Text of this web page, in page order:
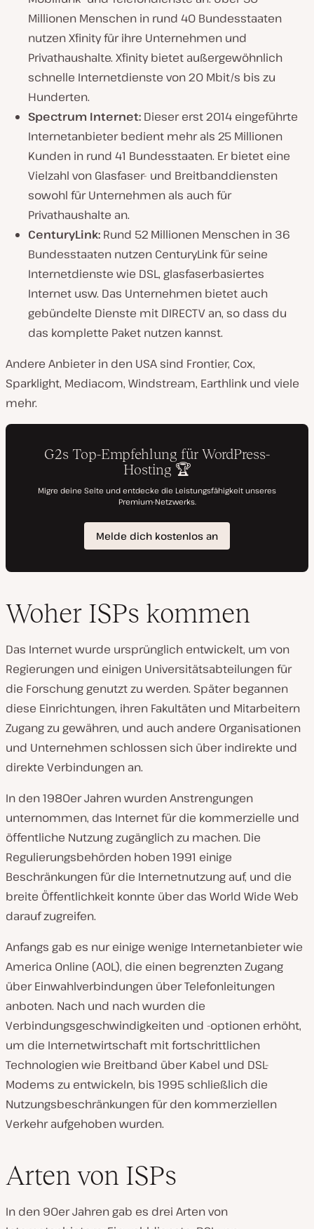
Millionen Menschen in rund 40 Bundesstaaten
nutzen Xfinity für ihre Unternehmen und
Privathaushalte. Xfinity bietet außergewöhnlich
schnelle Internetdienste von 20 Mbit/s bis zu
Hunderten.
Spectrum Internet: Dieser erst 2014 eingeführte
Internetanbieter bedient mehr als 25 Millionen
Kunden in rund 41 Bundesstaaten. Er bietet eine
Vielzahl von Glasfaser- und Breitbanddiensten
sowohl für Unternehmen als auch für
Privathaushalte an.
CenturyLink: Rund 52 Millionen Menschen in 36
Bundesstaaten nutzen CenturyLink für seine
Internetdienste wie DSL, glasfaserbasiertes
Internet usw. Das Unternehmen bietet auch
gebündelte Dienste mit DIRECTV an, so dass du
das komplette Paket nutzen kannst.
Andere Anbieter in den USA sind Frontier, Cox,
Sparklight, Mediacom, Windstream, Earthlink und viele
mehr.
Woher ISPs kommen
Das Internet wurde ursprünglich entwickelt, um von
Regierungen und einigen Universitätsabteilungen für
die Forschung genutzt zu werden. Später begannen
diese Einrichtungen, ihren Fakultäten und Mitarbeitern
Zugang zu gewähren, und auch andere Organisationen
und Unternehmen schlossen sich über indirekte und
direkte Verbindungen an.
In den 1980er Jahren wurden Anstrengungen
unternommen, das Internet für die kommerzielle und
öffentliche Nutzung zugänglich zu machen. Die
Regulierungsbehörden hoben 1991 einige
Beschränkungen für die Internetnutzung auf, und die
breite Öffentlichkeit konnte über das World Wide Web
darauf zugreifen.
Anfangs gab es nur einige wenige Internetanbieter wie
America Online (AOL), die einen begrenzten Zugang
über Einwahlverbindungen über Telefonleitungen
anboten. Nach und nach wurden die
Verbindungsgeschwindigkeiten und -optionen erhöht,
um die Internetwirtschaft mit fortschrittlichen
Technologien wie Breitband über Kabel und DSL-
Modems zu entwickeln, bis 1995 schließlich die
Nutzungsbeschränkungen für den kommerziellen
Verkehr aufgehoben wurden.
Arten von ISPs
In den 90er Jahren gab es drei Arten von